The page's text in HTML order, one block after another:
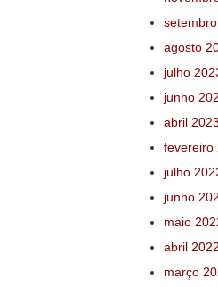
agosto
julho
junho
abril 2023
fevereiro
julho
junho
maio
abril 2022
março